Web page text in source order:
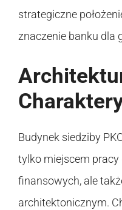
strategiczne
znaczenie banku dla
Budynek siedziby
tylko miejscem
finansowych, ale
architektonicznym.